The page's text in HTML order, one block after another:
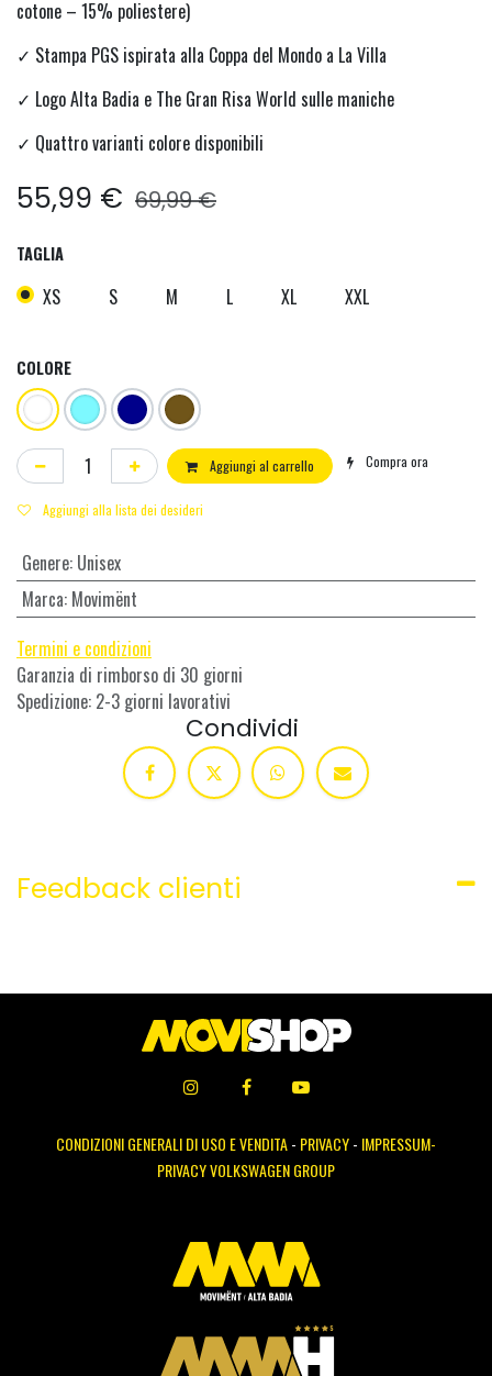
cotone – 15% poliestere)
✓ Stampa PGS ispirata alla Coppa del Mondo a La Villa
✓ Logo Alta Badia e The Gran Risa World sulle maniche
✓ Quattro varianti colore disponibili
55,99 € 69,99€
TAGLIA
XS S M L XL XXL
COLORE
Aggiungi al carrello Compra ora
Aggiungi alla lista dei desideri
Genere: Unisex
Marca: Movimënt
Termini e condizioni
Garanzia di rimborso di 30 giorni
Spedizione: 2-3 giorni lavorativi
Condividi
Feedback clienti
CONDIZIONI GENERALI DI USO E VENDITA- PRIVACY- IMPRESSUM-
PRIVACY VOLKSWAGEN GROUP